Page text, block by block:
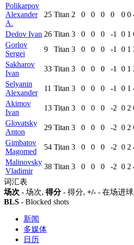
Polikarpov
Alexander
A.
25 Titan 2 0 0 0 0 0 0
Dedov Ivan 26 Titan 3 0 0 0 -1 0 1
Gorlov
Sergei
9 Titan 3 0 0 0 -1 0 1
Sakharov
Ivan
33 Titan 3 0 0 0 -1 0 1
Selyanin
Alexander
11 Titan 3 0 0 0 -1 0 1
Akimov
Ivan
13 Titan 3 0 0 0 -2 0 2
Glovatsky
Anton
29 Titan 3 0 0 0 -2 0 2
Gimbatov
Magomed
54 Titan 3 0 0 0 -2 0 2
Malinovsky
Vladimir
38 Titan 3 0 0 0 -2 0 2
词汇表
场次 - 场次, 得分- 得分, +/- - 在场进
BLS - Blocked shots
新闻
多媒体
日历